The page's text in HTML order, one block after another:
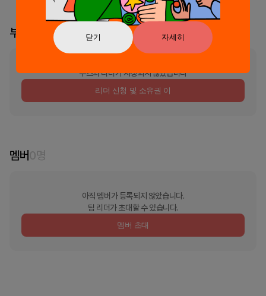
닫기 자세히
부스 리더
부스의 리더가 지정되지 않았습니다
리더 신청 및 소유권 이
멤버0명
아직 멤버가 등록되지 않았습니다.
팀 리더가 초대할 수 있습니다.
멤버 초대